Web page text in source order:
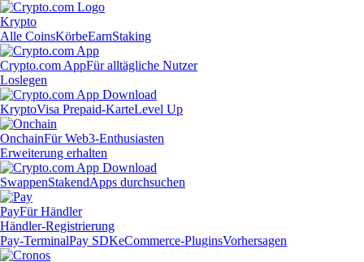
Krypto
Alle CoinsKörbeEarnStaking
Crypto.com AppFür alltägliche Nutzer
Loslegen
KryptoVisa Prepaid-KarteLevel Up
OnchainFür Web3-Enthusiasten
Erweiterung erhalten
SwappenStakendApps durchsuchen
PayFür Händler
Händler-Registrierung
Pay-TerminalPay SDKeCommerce-PluginsVorhersagen